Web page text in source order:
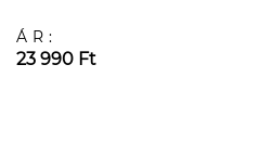
ÁR:
23 990 Ft